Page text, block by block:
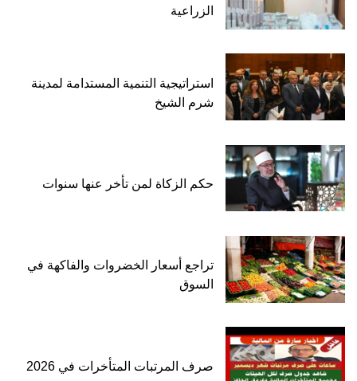
الزراعية
استراتيجية التنمية المستدامة لمدينة
شرم الشيخ
حكم الزكاة لمن تأخر عنها سنوات
تراجع أسعار الخضروات والفاكهة في
السوق
صرف المرتبات المتأخرات في 2026